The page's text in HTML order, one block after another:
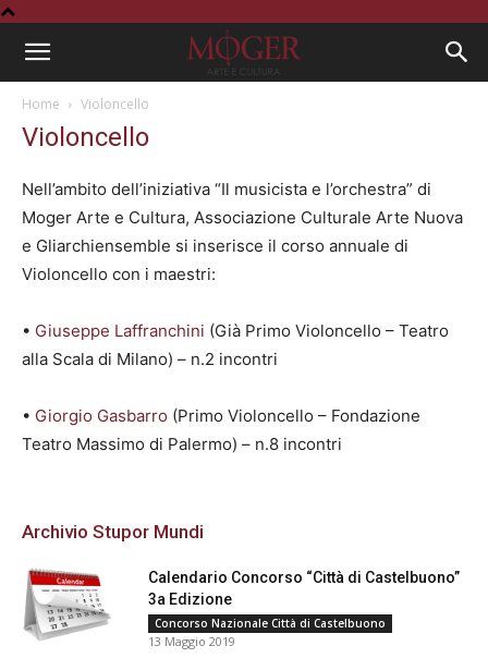
Home Violoncello
Violoncello
Nell’ambito dell’iniziativa “Il musicista e l’orchestra” di
Moger Arte e Cultura, Associazione Culturale Arte Nuova
e Gliarchiensemble si inserisce il corso annuale di
Violoncello con i maestri:
• Giuseppe Laffranchini (Già Primo Violoncello – Teatro
alla Scala di Milano) – n.2 incontri
• Giorgio Gasbarro (Primo Violoncello – Fondazione
Teatro Massimo di Palermo) – n.8 incontri
Archivio Stupor Mundi
Calendario Concorso “Città di Castelbuono”
3a Edizione
Concorso Nazionale Città di Castelbuono
13 Maggio 2019